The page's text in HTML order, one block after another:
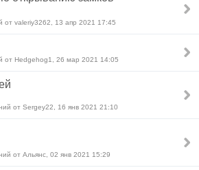
от valeriy3262, 13 апр 2021 17:45
от Hedgehog1, 26 мар 2021 14:05
от Sergey22, 16 янв 2021 21:10
от Альянс, 02 янв 2021 15:29